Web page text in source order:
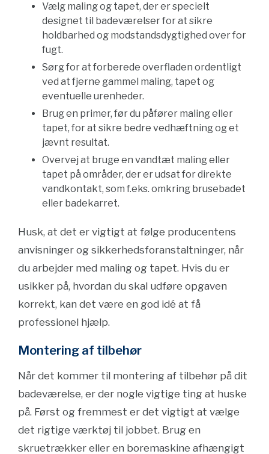
Vælg maling og tapet, der er specielt
designet til badeværelser for at sikre
holdbarhed og modstandsdygtighed over for
fugt.
Sørg for at forberede overfladen ordentligt
ved at fjerne gammel maling, tapet og
eventuelle urenheder.
Brug en primer, før du påfører maling eller
tapet, for at sikre bedre vedhæftning og et
jævnt resultat.
Overvej at bruge en vandtæt maling eller
tapet på områder, der er udsat for direkte
vandkontakt, som f.eks. omkring brusebadet
eller badekarret.
Husk, at det er vigtigt at følge producentens
anvisninger og sikkerhedsforanstaltninger, når
du arbejder med maling og tapet. Hvis du er
usikker på, hvordan du skal udføre opgaven
korrekt, kan det være en god idé at få
professionel hjælp.
Montering af tilbehør
Når det kommer til montering af tilbehør på dit
badeværelse, er der nogle vigtige ting at huske
på. Først og fremmest er det vigtigt at vælge
det rigtige værktøj til jobbet. Brug en
skruetrækker eller en boremaskine afhængigt